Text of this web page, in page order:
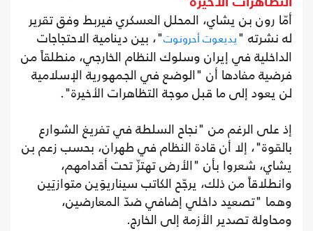
أمّا رون بن يشاي، المحلل العسكري فيربط وفق تقرير
له نشرته "يديعوت أحرونوت"، بين دينامية الاحتجاجات
الداخلية في إيران وسلوك النظام الخارجي، منطلقاً من
فرضية مفادها أن "الوضع في الجمهورية الإسلامية
لن يعود إلى ما قبل موجة التظاهرات الأخيرة".
إذ على الرغم من "نجاح السلطة في تفريغ الشوارع
بالقوة"، إلا أن قادة النظام في طهران، بحسب زعم بن
يشاي، شعروا بأن "الأرض تهتزّ تحت أقدامهم،
وانطلاقاً من ذلك، يرجّح الكاتب سيناريوَين متوازيَين
وهما "تصعيد داخلي إضافي ضدّ المعارضين،
ومحاولة تصدير الأزمة إلى الخارج.